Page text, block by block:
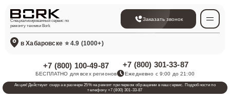
Специализированный сервис по
ремонту техники Bork
Заказать звонок
в Хабаровске ⭐ 4.9 (1000+)
+7 (800) 100-49-87
БЕСПЛАТНО для всех регионов
+7 (800) 301-33-87
Ежедневно с 9:00 до 21:00
Акция! Действует скидка в размере 25% на ремонт при первом обращении в наш сервис. Подробности по
телефону +7 (800) 301-33-87